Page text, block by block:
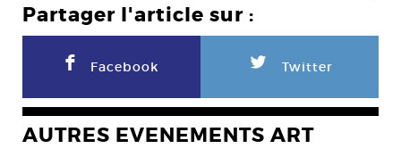
Partager l'article sur :
F Facebook L Twitter
AUTRES EVENEMENTS ART